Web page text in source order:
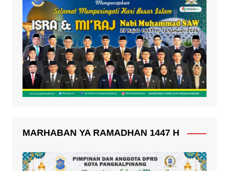
MARHABAN YA RAMADHAN 1447 H